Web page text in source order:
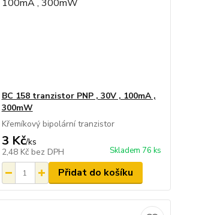
BC 158 tranzistor PNP , 30V , 100mA ,
300mW
Křemíkový bipolární tranzistor
3 Kč/ks
2,48 Kč bez DPH Skladem 76 ks
Přidat do košíku